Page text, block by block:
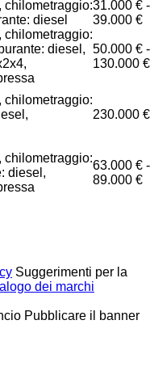
chilometraggio:
diesel
31.000 € -
39.000 €
chilometraggio:
diesel, 50.000 € -
130.000 €
chilometraggio:
230.000 €
chilometraggio:
diesel,
63.000 € -
89.000 €
Suggerimenti per la
dei marchi
Pubblicare il banner